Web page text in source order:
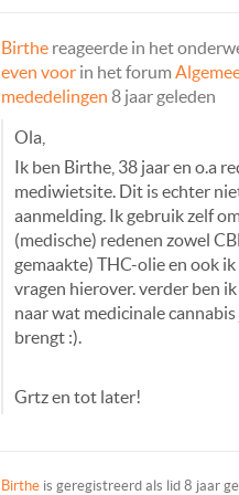
Birthe reageerde in het
even voor in het forum
mededelingen 8 jaar geleden
Ola,
Ik ben Birthe, 38 jaar en o.a
mediwietsite. Dit is echter
aanmelding. Ik gebruik zelf
(medische) redenen zowel
gemaakte) THC-olie en ook
vragen hierover. verder ben
naar wat medicinale
brengt :).
Grtz en tot later!
Birthe is geregistreerd als lid 8 jaar